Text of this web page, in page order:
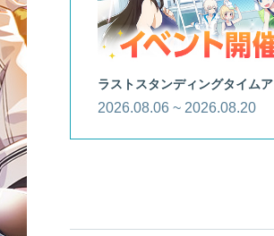
2026.08.06 ~ 2026.08.20